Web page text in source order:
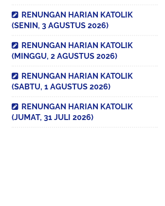
RENUNGAN HARIAN KATOLIK
(SENIN, 3 AGUSTUS 2026)
RENUNGAN HARIAN KATOLIK
(MINGGU, 2 AGUSTUS 2026)
RENUNGAN HARIAN KATOLIK
(SABTU, 1 AGUSTUS 2026)
RENUNGAN HARIAN KATOLIK
(JUMAT, 31 JULI 2026)